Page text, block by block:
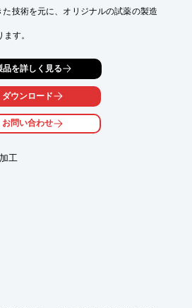
技術を元に、オリジナルの試薬の製造
す。
求し、更に生産工程の品質管理を強化
組んでおり、例えば塩化鉄（III）は高純
食品添加物対応を行っています。
純度99.99％、99.999％のものも取り揃
お問い合わせください。
品を詳しく見る
ダウンロード
お問い合わせ
工